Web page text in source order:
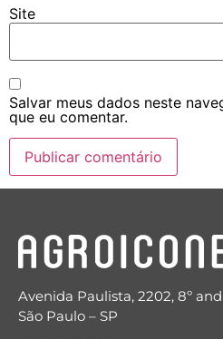
Site
Salvar meus dados neste
que eu comentar.
Avenida Paulista, 2202, 8º
São Paulo – SP